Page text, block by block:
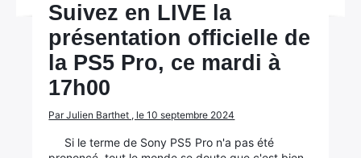
Suivez en LIVE la
présentation officielle de
la PS5 Pro, ce mardi à
17h00
Par Julien Barthet , le 10 septembre 2024
Si le terme de Sony PS5 Pro n'a pas été